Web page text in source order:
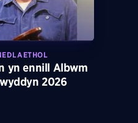
yn ennill Albwm
2026